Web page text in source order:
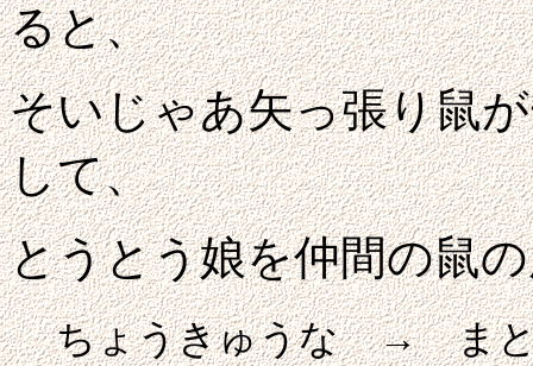
ると、
そいじゃあ矢っ張り鼠
して、
とうとう娘を仲間の鼠
ちょうきゅうな → ま